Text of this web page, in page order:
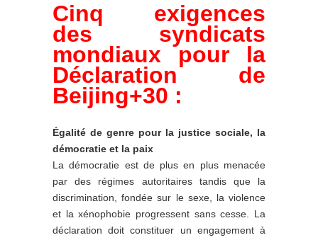
Cinq exigences
des syndicats
mondiaux pour la
Déclaration de
Beijing+30 :
Égalité de genre pour la justice sociale, la
démocratie et la paix
La démocratie est de plus en plus menacée
par des régimes autoritaires tandis que la
discrimination, fondée sur le sexe, la violence
et la xénophobie progressent sans cesse. La
déclaration doit constituer un engagement à